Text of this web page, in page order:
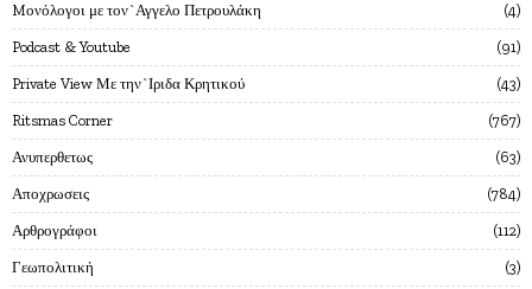
Mονόλογοι με τον`Αγγελο Πετρουλάκη 4
Podcast & Youtube 91
Private View Με την`Ιριδα Κρητικού 43
Ritsmas Corner 767
Ανυπερθετως 63
Αποχρωσεις 784
Αρθρογράφοι 112
Γεωπολιτική 3